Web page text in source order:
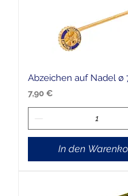
Abzeichen auf Nadel ø
Preis
7,90 €
In den